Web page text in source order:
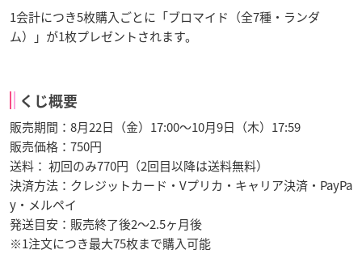
1会計につき5枚購入ごとに「ブロマイド（全7種・ランダ
ム）」が1枚プレゼントされます。
くじ概要
販売期間：8月22日（金）17:00～10月9日（木）17:59
販売価格：750円
送料： 初回のみ770円（2回目以降は送料無料）
決済方法：クレジットカード・Vプリカ・キャリア決済・PayPa
y・メルペイ
発送目安：販売終了後2～2.5ヶ月後
※1注文につき最大75枚まで購入可能